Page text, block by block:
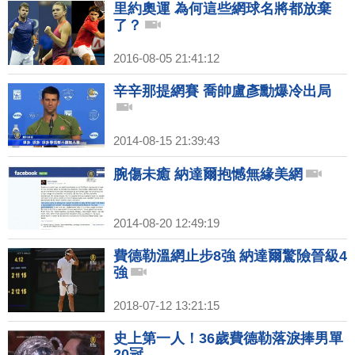
里約奧運 為何這些網球名將都放棄
了？
2016-08-05 21:41:12
辛辛那提網賽 喬帥盧彥勳爆冷出局
2014-08-15 21:39:43
腕傷未癒 納達爾抱憾無緣美網
2014-08-20 12:49:19
費德勒溫網止步8強 納達爾驚險晉級4
強
2018-07-12 13:21:15
史上第一人！36歲費德勒落淚捧男單